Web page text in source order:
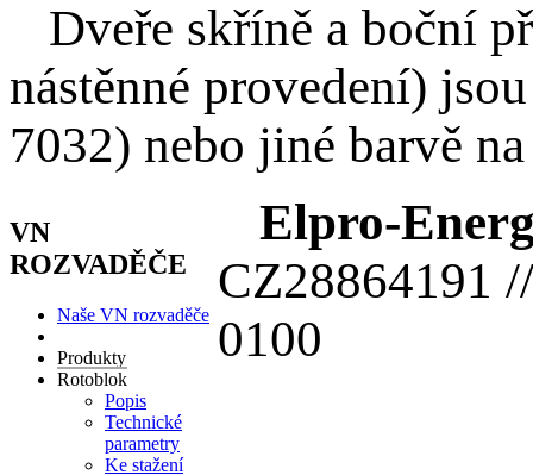
Dveře skříně a boční
nástěnné provedení)
7032) nebo jiné barvě
VN
ROZVADĚČE
Naše VN rozvaděče
Produkty
Rotoblok
Popis
Technické
parametry
Ke stažení
Elpro-
CZ28864191
0100